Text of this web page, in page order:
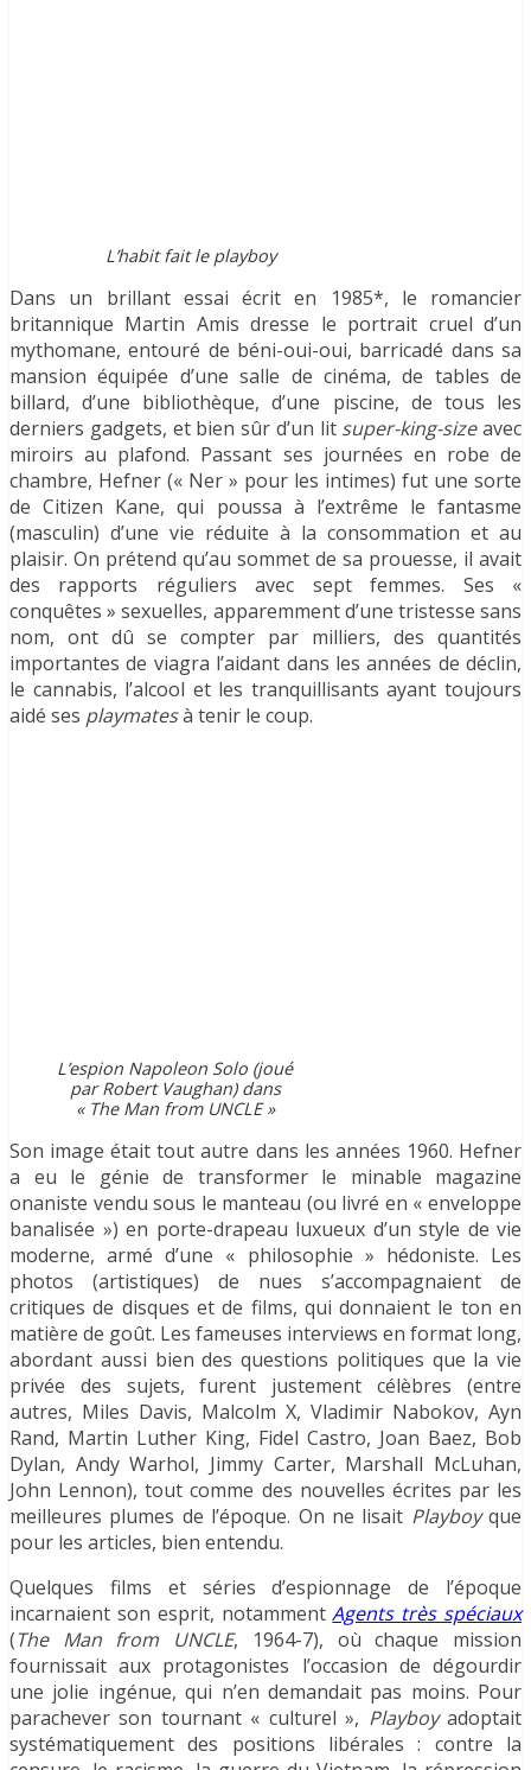
L’habit fait le playboy
Dans un brillant essai écrit en 1985*, le romancier
britannique Martin Amis dresse le portrait cruel d’un
mythomane, entouré de béni-oui-oui, barricadé dans sa
mansion équipée d’une salle de cinéma, de tables de
billard, d’une bibliothèque, d’une piscine, de tous les
derniers gadgets, et bien sûr d’un lit super-king-sizeavec
miroirs au plafond. Passant ses journées en robe de
chambre, Hefner (« Ner » pour les intimes) fut une sorte
de Citizen Kane, qui poussa à l’extrême le fantasme
(masculin) d’une vie réduite à la consommation et au
plaisir. On prétend qu’au sommet de sa prouesse, il avait
des rapports réguliers avec sept femmes. Ses «
conquêtes » sexuelles, apparemment d’une tristesse sans
nom, ont dû se compter par milliers, des quantités
importantes de viagra l’aidant dans les années de déclin,
le cannabis, l’alcool et les tranquillisants ayant toujours
aidé ses playmatesà tenir le coup.
L’espion Napoleon Solo (joué
par Robert Vaughan) dans
« The Man from UNCLE »
Son image était tout autre dans les années 1960. Hefner
a eu le génie de transformer le minable magazine
onaniste vendu sous le manteau (ou livré en « enveloppe
banalisée ») en porte-drapeau luxueux d’un style de vie
moderne, armé d’une « philosophie » hédoniste. Les
photos (artistiques) de nues s’accompagnaient de
critiques de disques et de films, qui donnaient le ton en
matière de goût. Les fameuses interviews en format long,
abordant aussi bien des questions politiques que la vie
privée des sujets, furent justement célèbres (entre
autres, Miles Davis, Malcolm X, Vladimir Nabokov, Ayn
Rand, Martin Luther King, Fidel Castro, Joan Baez, Bob
Dylan, Andy Warhol, Jimmy Carter, Marshall McLuhan,
John Lennon), tout comme des nouvelles écrites par les
meilleures plumes de l’époque. On ne lisait Playboyque
pour les articles, bien entendu.
Quelques films et séries d’espionnage de l’époque
incarnaient son esprit, notammentAgents très spéciaux
(The Man from UNCLE, 1964-7), où chaque mission
fournissait aux protagonistes l’occasion de dégourdir
une jolie ingénue, qui n’en demandait pas moins. Pour
parachever son tournant « culturel », Playboyadoptait
systématiquement des positions libérales : contre la